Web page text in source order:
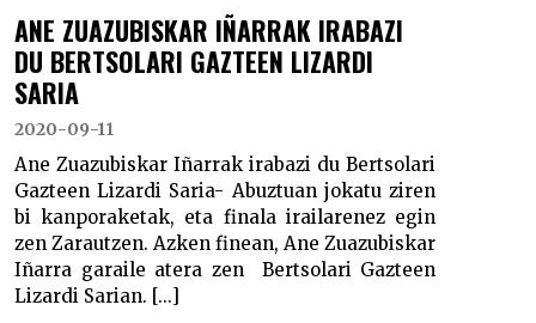
ANE ZUAZUBISKAR IÑARRAK IRABAZI
DU BERTSOLARI GAZTEEN LIZARDI
SARIA
2020-09-11
Ane Zuazubiskar Iñarrak irabazi du Bertsolari
Gazteen Lizardi Saria- Abuztuan jokatu ziren
bi kanporaketak, eta finala irailarenez egin
zen Zarautzen. Azken finean, Ane Zuazubiskar
Iñarra garaile atera zen Bertsolari Gazteen
Lizardi Sarian. [...]